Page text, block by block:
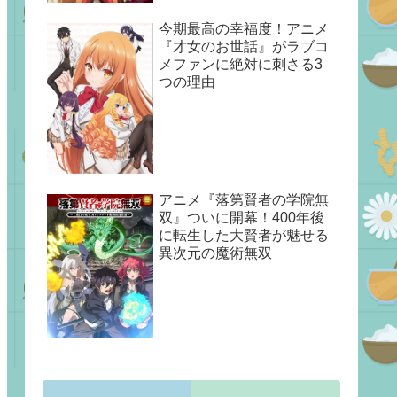
今期最高の幸福度！アニメ
『才女のお世話』がラブコ
メファンに絶対に刺さる3
つの理由
アニメ『落第賢者の学院無
双』ついに開幕！400年後
に転生した大賢者が魅せる
異次元の魔術無双